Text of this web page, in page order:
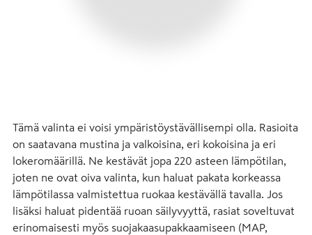
Tämä valinta ei voisi ympäristöystävällisempi olla. Rasioita
on saatavana mustina ja valkoisina, eri kokoisina ja eri
lokeromäärillä. Ne kestävät jopa 220 asteen lämpötilan,
joten ne ovat oiva valinta, kun haluat pakata korkeassa
lämpötilassa valmistettua ruokaa kestävällä tavalla. Jos
lisäksi haluat pidentää ruoan säilyvyyttä, rasiat soveltuvat
erinomaisesti myös suojakaasupakkaamiseen (MAP,